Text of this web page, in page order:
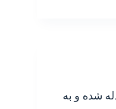
شده و به